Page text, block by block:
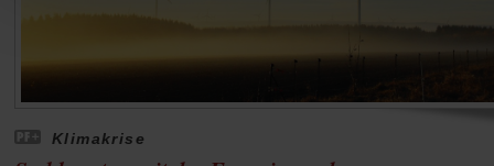
Klimakrise